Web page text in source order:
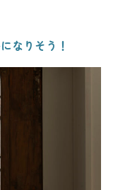
なりそう！